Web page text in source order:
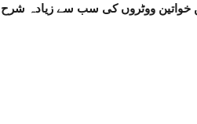
ووٹروں کی سب سے زیادہ شرح